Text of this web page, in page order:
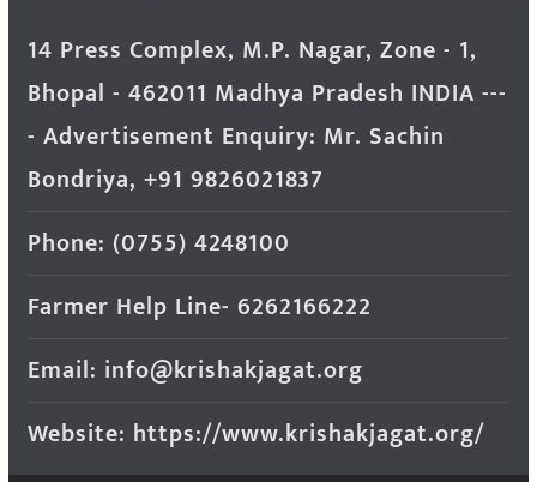
14 Press Complex, M.P. Nagar, Zone - 1,
Bhopal - 462011 Madhya Pradesh INDIA ---
- Advertisement Enquiry: Mr. Sachin
Bondriya, +91 9826021837
Phone: (0755) 4248100
Farmer Help Line- 6262166222
Email: info@krishakjagat.org
Website: https://www.krishakjagat.org/